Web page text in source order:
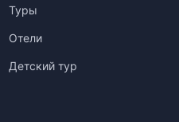
Туры
Отели
Детский тур